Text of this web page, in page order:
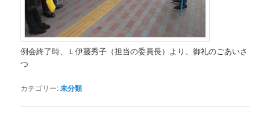
例会終了時、Ｌ伊藤秀子（担当の委員長）より、御礼のごあいさ
つ
カテゴリー:未分類